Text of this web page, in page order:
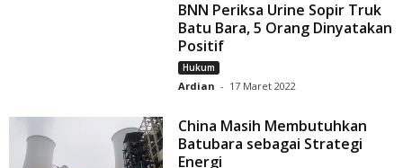
BNN Periksa Urine Sopir Truk
Batu Bara, 5 Orang Dinyatakan
Positif
Hukum
Ardian - 17 Maret 2022
China Masih Membutuhkan
Batubara sebagai Strategi
Energi